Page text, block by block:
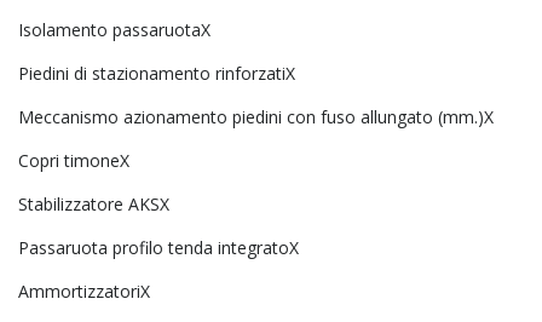
Isolamento passaruotaX
Piedini di stazionamento rinforzatiX
Meccanismo azionamento piedini con fuso allungato (mm.)X
Copri timoneX
Stabilizzatore AKSX
Passaruota profilo tenda integratoX
AmmortizzatoriX